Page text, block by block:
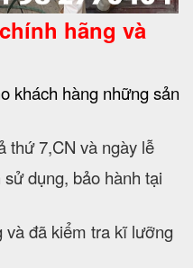
hãng và
khách hàng những sản
thứ 7,CN và ngày lễ
dụng, bảo hành tại
và đã kiểm tra kĩ lưỡng